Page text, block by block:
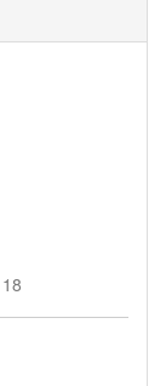
18